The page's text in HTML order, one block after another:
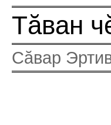
Тăван
Сăвар